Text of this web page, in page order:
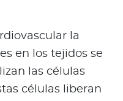
la
en los tejidos se
las células
células liberan